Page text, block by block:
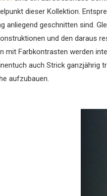
dieser Kollektion.
anliegend geschnitten sind.
und den daraus
mit Farbkontrasten werden
auch Strick ganzjährig
aufzubauen.